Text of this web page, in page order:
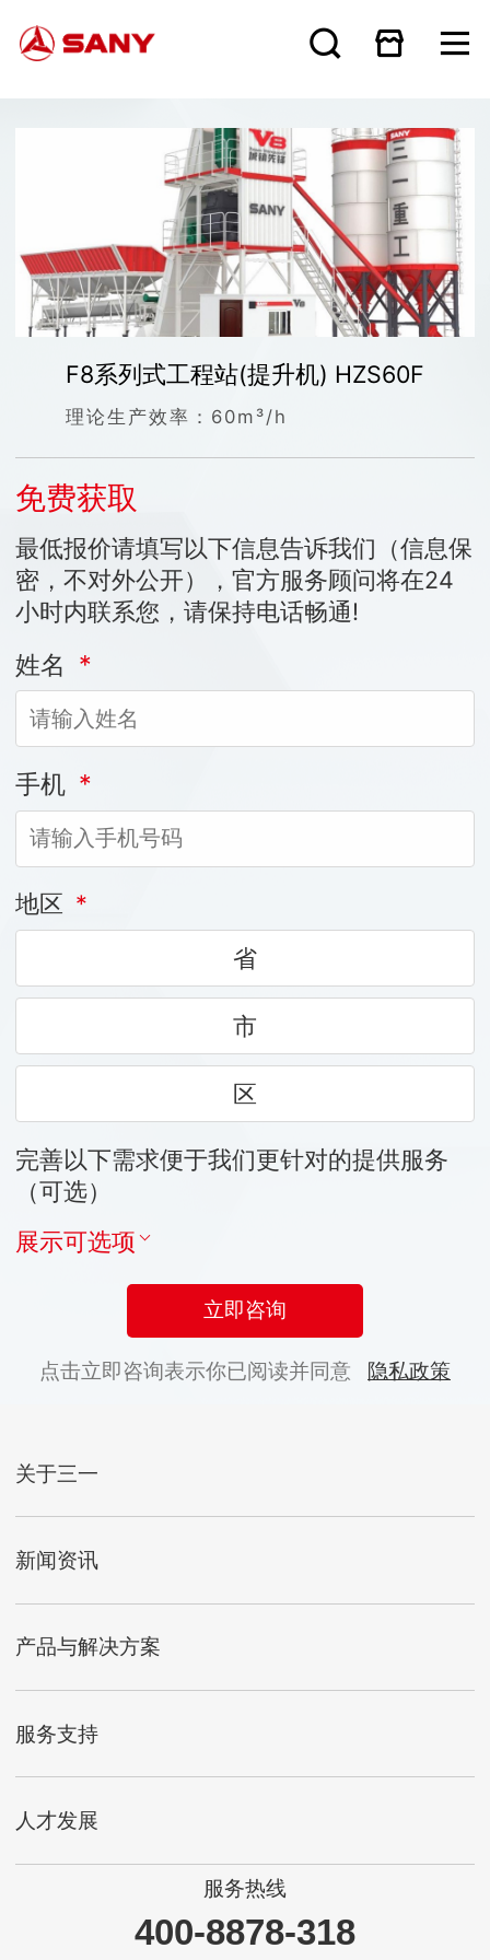
F8系列式工程站(提升机) HZS60F
理论生产效率： 60m³/h
免费获取
最低报价请填写以下信息告诉我们（信息保
密，不对外公开），官方服务顾问将在24
小时内联系您，请保持电话畅通!
姓名 *
手机 *
地区 *
省
市
区
完善以下需求便于我们更针对的提供服务
（可选）
展示可选项
立即咨询
点击立即咨询表示你已阅读并同意 隐私政策
关于三一
新闻资讯
产品与解决方案
服务支持
人才发展
服务热线
400-8878-318